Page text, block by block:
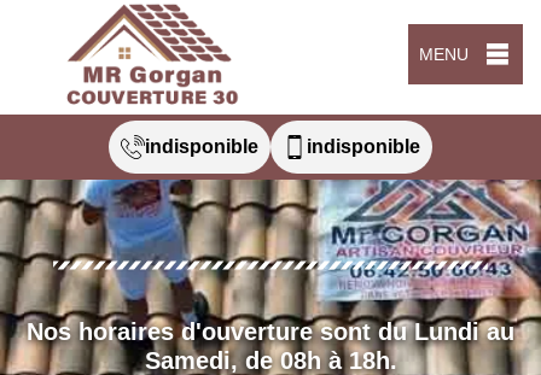
MENU
indisponible indisponible
Nos horaires d'ouverture sont du Lundi au
Samedi, de 08h à 18h.